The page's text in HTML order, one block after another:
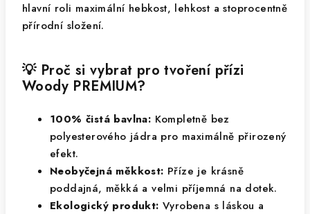
hlavní roli maximální hebkost, lehkost a stoprocentně
přírodní složení.
💡 Proč si vybrat pro tvoření přízi
Woody PREMIUM?
100% čistá bavlna: Kompletně bez
polyesterového jádra pro maximálně přirozený
efekt.
Neobyčejná měkkost: Příze je krásně
poddajná, měkká a velmi příjemná na dotek.
Ekologický produkt: Vyrobena s láskou a